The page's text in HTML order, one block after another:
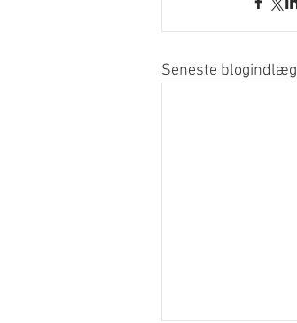
Seneste blogindlæg